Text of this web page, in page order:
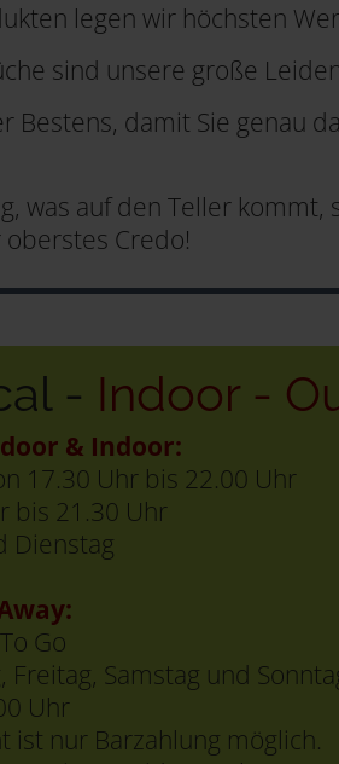
legen wir höchsten
sind unsere große
Bestens, damit Sie genau
was auf den Teller
Credo!
- Indoor -
& Indoor:
17.30 Uhr bis 22.00 Uhr
bis 21.30 Uhr
Dienstag
Go
Samstag und
Uhr
ist nur Barzahlung möglich.